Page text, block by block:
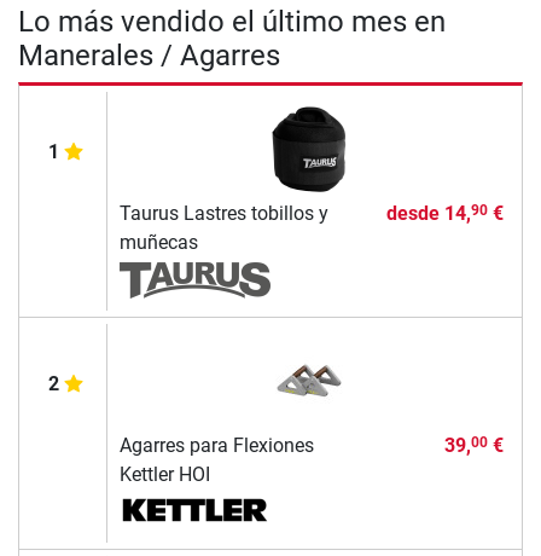
Lo más vendido el último mes en
Manerales / Agarres
1
Taurus Lastres tobillos y
muñecas
desde 14,90€
2
Agarres para Flexiones
Kettler HOI
39,00€